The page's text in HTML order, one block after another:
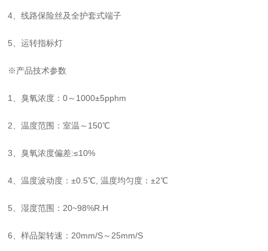
4、线路保险丝及全护套式端子
5、运转指标灯
※产品技术参数
1、臭氧浓度：0～1000±5pphm
2、温度范围：室温～150℃
3、臭氧浓度偏差:≤10%
4、温度波动度：±0.5℃, 温度均匀度：±2℃
5、湿度范围：20~98%R.H
6、样品架转速：20mm/S～25mm/S